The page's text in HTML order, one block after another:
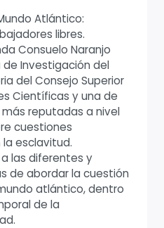
Atlántico:
libres.
Consuelo Naranjo
de Investigación del
del Consejo Superior
Científicas y una de
reputadas a nivel
cuestiones
esclavitud.
las diferentes y
de abordar la cuestión
atlántico, dentro
de la